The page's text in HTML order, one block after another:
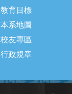
教育目標
本系地圖
校友專區
行政規章